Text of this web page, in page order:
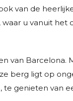
van de
waar u vanuit
van Barcelona.
berg ligt op
genieten van